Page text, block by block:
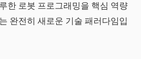
한 로봇 프로그래밍을 핵심 역량
완전히 새로운 기술 패러다임입